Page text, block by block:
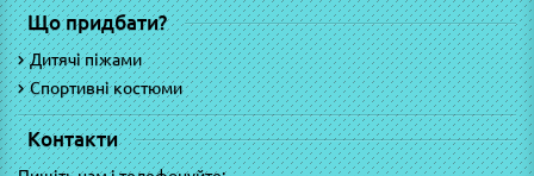
Що придбати?
Дитячі піжами
Спортивні костюми
Контакти